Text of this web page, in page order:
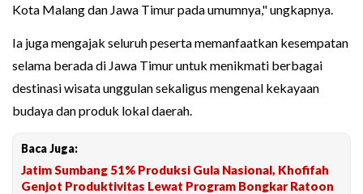
Kota Malang dan Jawa Timur pada umumnya," ungkapnya.
Ia juga mengajak seluruh peserta memanfaatkan kesempatan
selama berada di Jawa Timur untuk menikmati berbagai
destinasi wisata unggulan sekaligus mengenal kekayaan
budaya dan produk lokal daerah.
Baca Juga:
Jatim Sumbang 51% Produksi Gula Nasional, Khofifah
Genjot Produktivitas Lewat Program Bongkar Ratoon